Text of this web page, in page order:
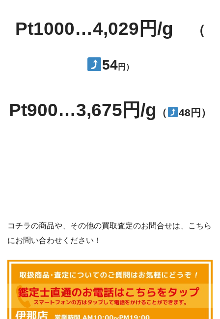
Pt1000…4,029円/g （
54円）
Pt900…3,675円/g （ 48円）
コチラの商品や、その他の買取査定のお問合せは、こちら
にお問い合わせください！